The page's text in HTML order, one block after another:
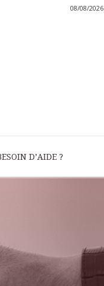
08/08/2026
D’AIDE ?